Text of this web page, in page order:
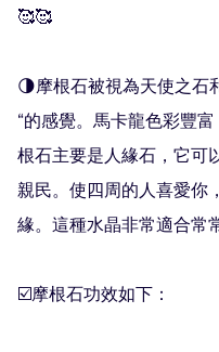
🥰🥰
🌗摩根石被視為天使之石
“的感覺。馬卡龍色彩豐
根石主要是人緣石，它可
親民。使四周的人喜愛你
緣。這種水晶非常適合常
☑️摩根石功效如下：